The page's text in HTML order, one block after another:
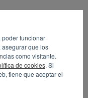
poder funcionar
asegurar que los
como visitante.
de cookies. Si
tiene que aceptar el